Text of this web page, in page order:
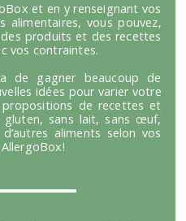
et en y renseignant vos
alimentaires, vous pouvez,
produits et des recettes
vos contraintes.
de gagner beaucoup de
idées pour varier votre
de recettes et
sans lait, sans œuf,
aliments selon vos